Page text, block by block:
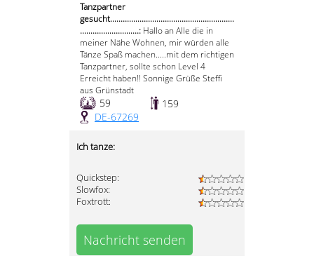
Tanzpartner
gesucht...........................................................
............................: Hallo an Alle die in
meiner Nähe Wohnen, mir würden alle
Tänze Spaß machen.....mit dem richtigen
Tanzpartner, sollte schon Level 4
Erreicht haben!! Sonnige Grüße Steffi
aus Grünstadt
59
159
DE-67269
Ich tanze:
Quickstep:
Slowfox:
Foxtrott:
Nachricht senden